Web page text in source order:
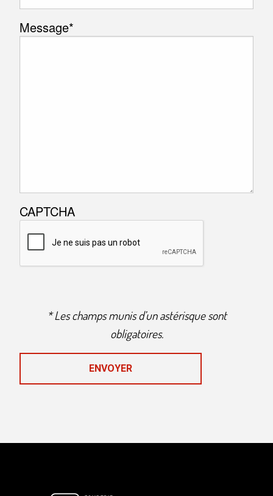
Message*
CAPTCHA
* Les champs munis d’un astérisque sont
obligatoires.